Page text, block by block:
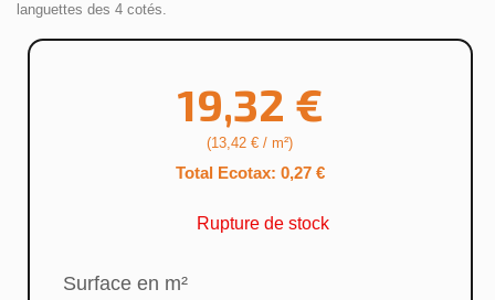
languettes des 4 cotés.
19,32 €
(13,42 € / m²)
Total Ecotax: 0,27 €
Rupture de stock
Surface en m²